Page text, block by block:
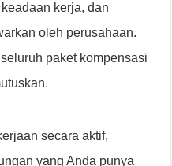
kerja, dan
oleh perusahaan.
paket kompensasi
secara aktif,
yang Anda punya